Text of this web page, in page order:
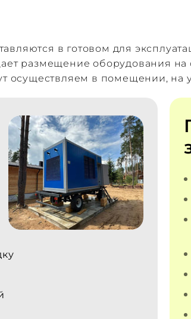
в готовом для
размещение оборудования
осуществляем в помещении, на